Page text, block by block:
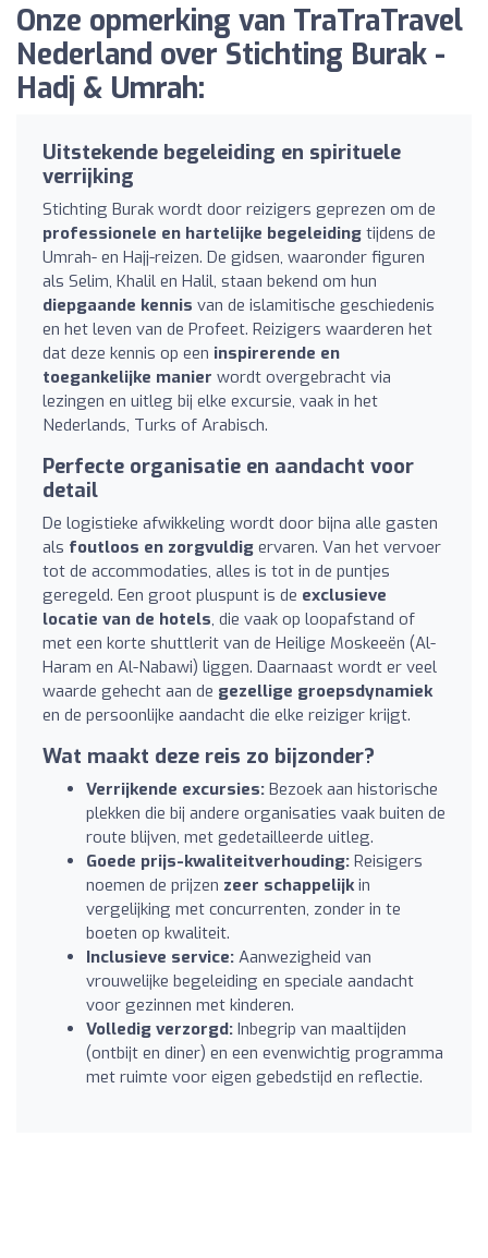
Onze opmerking van TraTraTravel
Nederland over Stichting Burak -
Hadj & Umrah:
Uitstekende begeleiding en spirituele
verrijking
Stichting Burak wordt door reizigers geprezen om de
professionele en hartelijke begeleiding tijdens de
Umrah- en Hajj-reizen. De gidsen, waaronder figuren
als Selim, Khalil en Halil, staan bekend om hun
diepgaande kennis van de islamitische geschiedenis
en het leven van de Profeet. Reizigers waarderen het
dat deze kennis op een inspirerende en
toegankelijke manier wordt overgebracht via
lezingen en uitleg bij elke excursie, vaak in het
Nederlands, Turks of Arabisch.
Perfecte organisatie en aandacht voor
detail
De logistieke afwikkeling wordt door bijna alle gasten
als foutloos en zorgvuldig ervaren. Van het vervoer
tot de accommodaties, alles is tot in de puntjes
geregeld. Een groot pluspunt is de exclusieve
locatie van de hotels, die vaak op loopafstand of
met een korte shuttlerit van de Heilige Moskeeën (Al-
Haram en Al-Nabawi) liggen. Daarnaast wordt er veel
waarde gehecht aan de gezellige groepsdynamiek
en de persoonlijke aandacht die elke reiziger krijgt.
Wat maakt deze reis zo bijzonder?
Verrijkende excursies: Bezoek aan historische
plekken die bij andere organisaties vaak buiten de
route blijven, met gedetailleerde uitleg.
Goede prijs-kwaliteitverhouding: Reisigers
noemen de prijzen zeer schappelijkin
vergelijking met concurrenten, zonder in te
boeten op kwaliteit.
Inclusieve service: Aanwezigheid van
vrouwelijke begeleiding en speciale aandacht
voor gezinnen met kinderen.
Volledig verzorgd: Inbegrip van maaltijden
(ontbijt en diner) en een evenwichtig programma
met ruimte voor eigen gebedstijd en reflectie.